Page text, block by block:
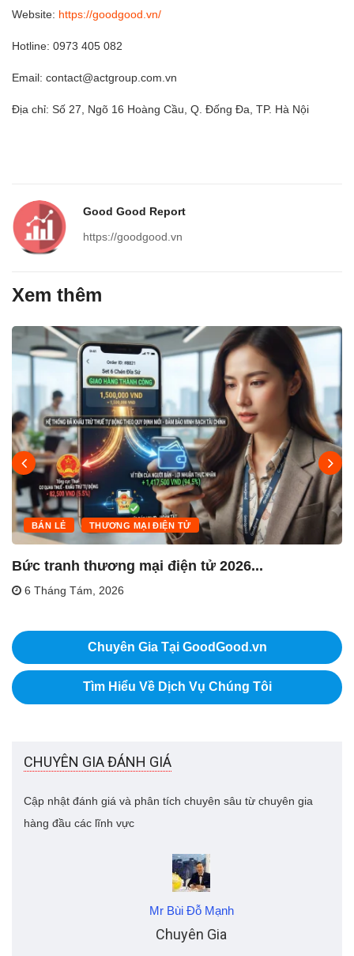
Website: https://goodgood.vn/
Hotline: 0973 405 082
Email: contact@actgroup.com.vn
Địa chỉ: Số 27, Ngõ 16 Hoàng Cầu, Q. Đống Đa, TP. Hà Nội
Good Good Report
https://goodgood.vn
Xem thêm
BÁN LẺ THƯƠNG MẠI ĐIỆN TỬ
Bức tranh thương mại điện tử 2026...
6 Tháng Tám, 2026
Chuyên Gia Tại GoodGood.vn
Tìm Hiểu Về Dịch Vụ Chúng Tôi
CHUYÊN GIA ĐÁNH GIÁ
Cập nhật đánh giá và phân tích chuyên sâu từ chuyên gia
hàng đầu các lĩnh vực
Mr Bùi Đỗ Mạnh
Chuyên Gia